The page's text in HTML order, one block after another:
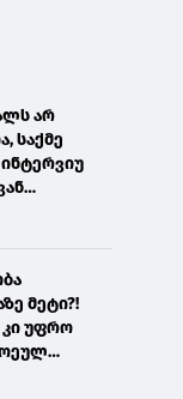
არ
საქმე
მეტი?!
კი უფრო